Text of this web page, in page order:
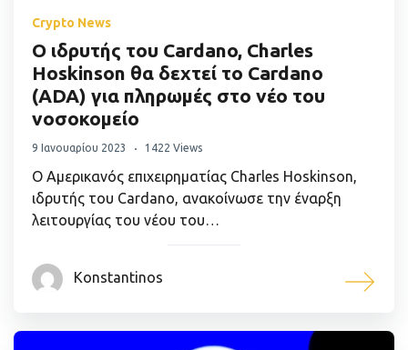
Crypto News
Ο ιδρυτής του Cardano, Charles
Hoskinson θα δεχτεί το Cardano
(ADA) για πληρωμές στο νέο του
νοσοκομείο
9 Ιανουαρίου 2023 1422 Views
Ο Αμερικανός επιχειρηματίας Charles Hoskinson,
ιδρυτής του Cardano, ανακοίνωσε την έναρξη
λειτουργίας του νέου του…
Konstantinos